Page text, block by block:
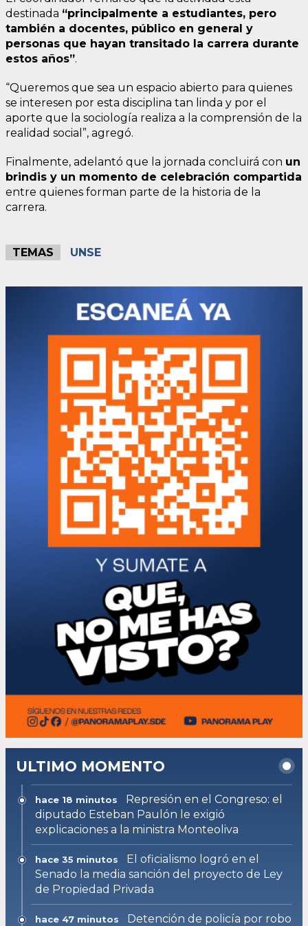
destinada “principalmente a estudiantes, pero
también a docentes, público en general y
personas que hayan transitado la carrera durante
estos años”.
“Queremos que sea un espacio abierto para quienes
se interesen por esta disciplina tan linda y por el
aporte que la sociología realiza a la comprensión de la
realidad social”, agregó.
Finalmente, adelantó que la jornada concluirá con un
brindis y un momento de celebración compartida
entre quienes forman parte de la historia de la
carrera.
TEMAS UNSE
ULTIMO MOMENTO
hace 18 minutos
Represión en el Congreso: el
diputado Esteban Paulón le exigió
explicaciones a la ministra Monteoliva
hace 35 minutos
El oficialismo logró en el
Senado la media sanción del proyecto de Ley
de Propiedad Privada
hace 47 minutos
Detención de policía por robo